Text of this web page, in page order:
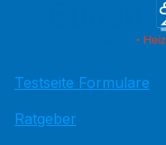
Testseite Formulare
Ratgeber